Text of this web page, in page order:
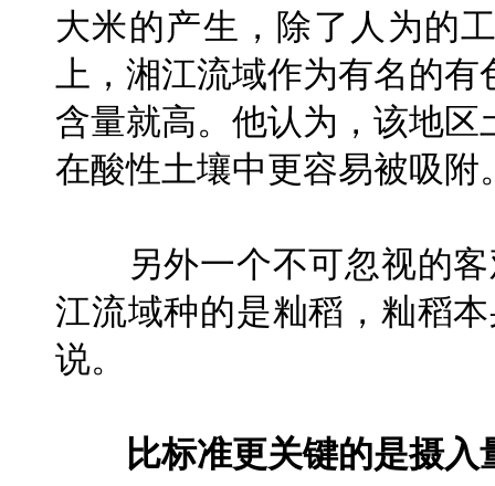
大米的产生，除了人为的
上，湘江流域作为有名的
含量就高。他认为，该地
在酸性土壤中更容易被吸附
另外一个不可忽视的客
江流域种的是籼稻，籼稻
说。
比标准更关键的是摄入